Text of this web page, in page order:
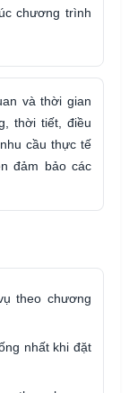
chương trình
và thời gian
thời tiết, điều
cầu thực tế
đảm bảo các
theo chương
nhất khi đặt